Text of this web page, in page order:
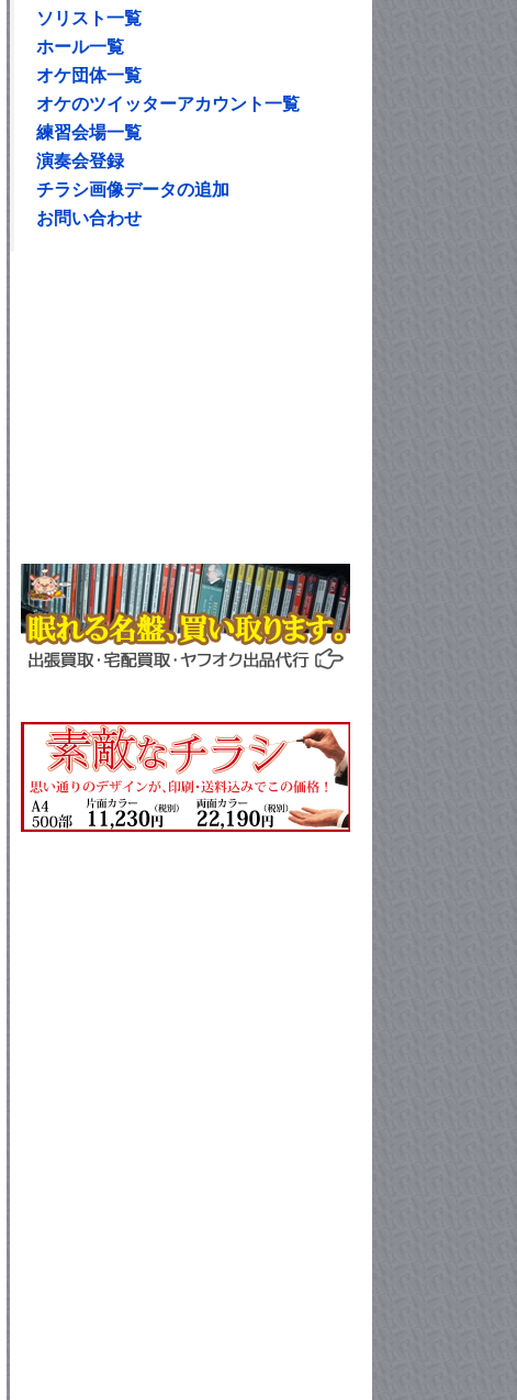
ソリスト一覧
ホール一覧
オケ団体一覧
オケのツイッターアカウント一覧
練習会場一覧
演奏会登録
チラシ画像データの追加
お問い合わせ